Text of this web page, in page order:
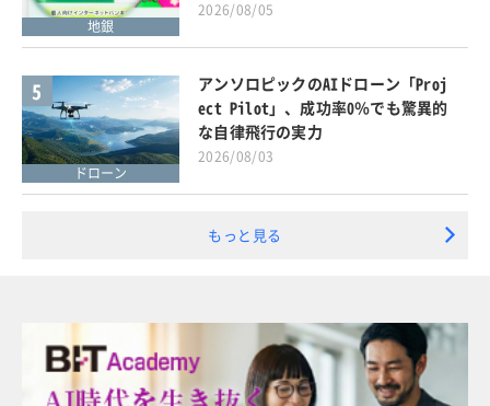
地銀
2026/08/05
5
ドローン
アンソロピックのAIドローン「Proj
ect Pilot」、成功率0％でも驚異的
な自律飛行の実力
2026/08/03
もっと見る